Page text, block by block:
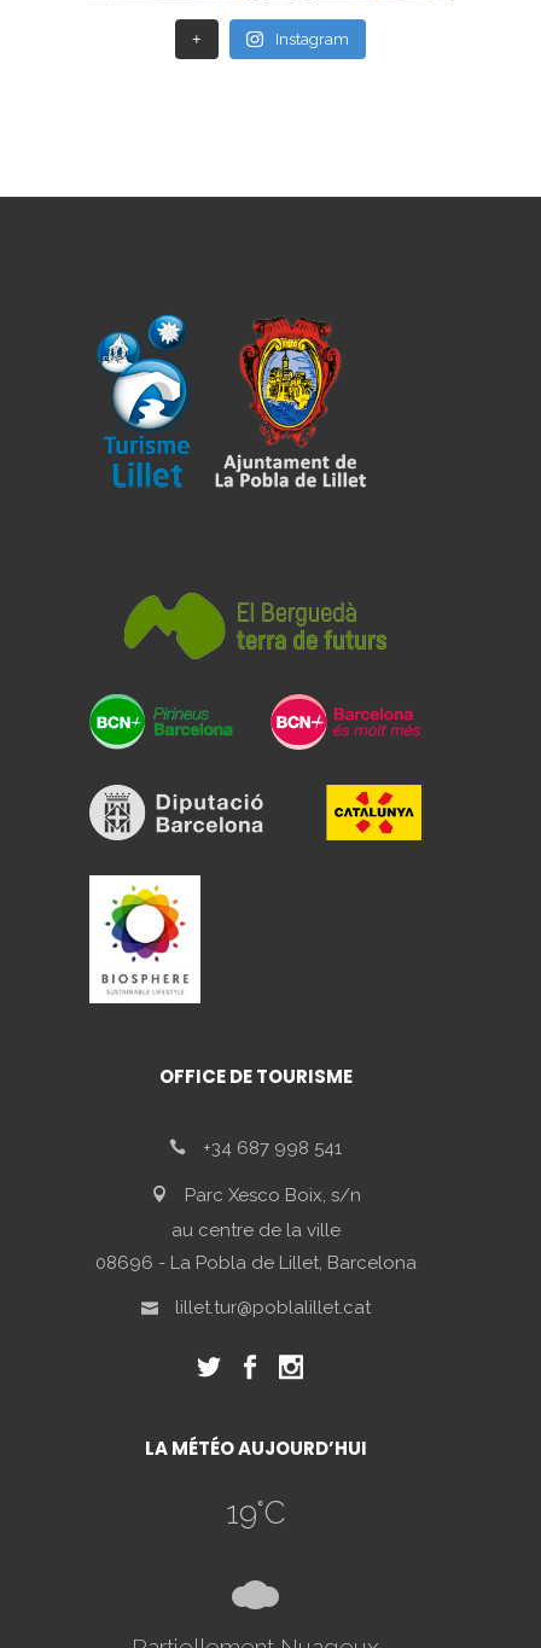
+ Instagram
OFFICE DE TOURISME
+34 687 998 541
Parc Xesco Boix, s/n
au centre de la ville
08696 - La Pobla de Lillet, Barcelona
lillet.tur@poblalillet.cat
LA MÉTÉO AUJOURD’HUI
19°C
5